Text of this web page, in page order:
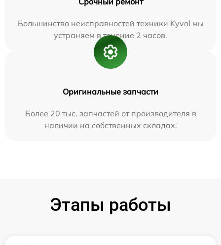
Большинство неисправностей техники Kyvol мы
устраняем в течение 2 часов.
Оригинальные запчасти
Более 20 тыс. запчастей от производителя в
наличии на собственных складах.
Этапы работы